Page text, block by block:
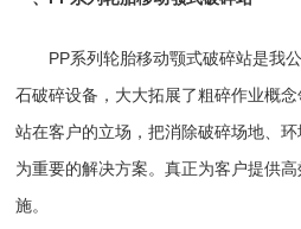
PP系列轮胎移动颚式破碎站是我
石破碎设备 ，大大拓展了粗碎作业概
站在客户的立场，把消除破碎场地、
为重要的解决方案。真正为客户提供
施。